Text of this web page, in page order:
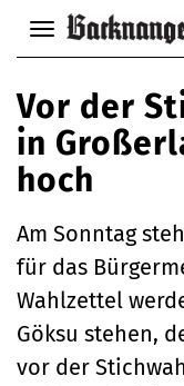
Navigation
anzeigen
verbergen
Vor der
in
hoch
Am Sonntag
für das
Wahlzettel
Göksu stehen,
vor der